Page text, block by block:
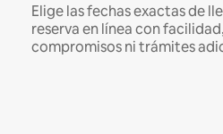
Elige las fechas exactas de
reserva en línea con
compromisos ni trámites